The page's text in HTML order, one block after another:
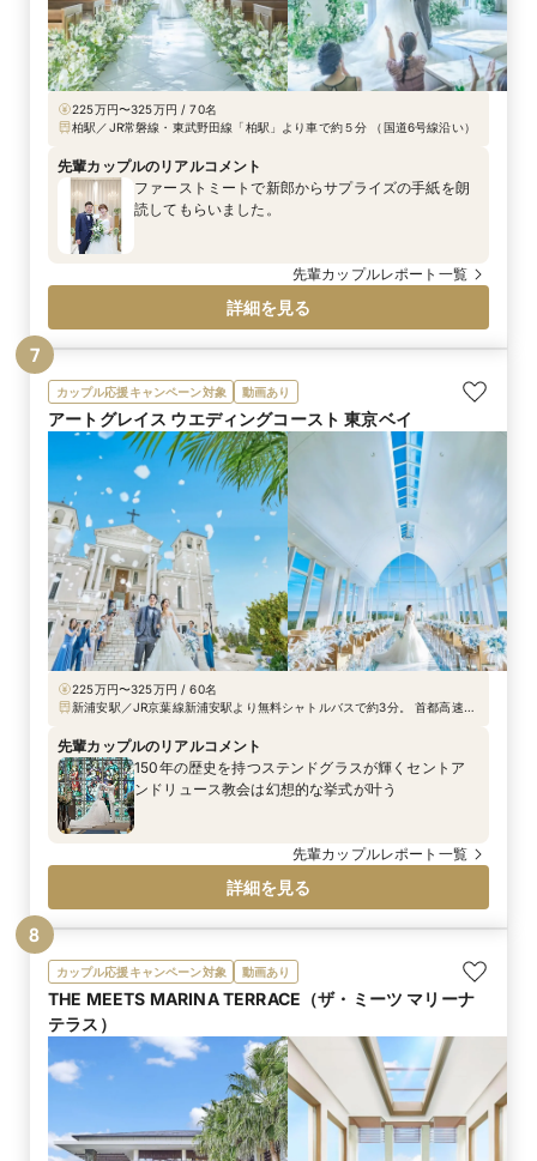
225万円〜325万円 / 70名
柏駅／JR常磐線・東武野田線「柏駅」より車で約５分 （国道6号線沿い）
先輩カップルのリアルコメント
ファーストミートで新郎からサプライズの手紙を朗
読してもらいました。
先輩カップルレポート一覧
詳細を見る
カップル応援キャンペーン対象 動画あり
アートグレイス ウエディングコースト 東京ベイ
225万円〜325万円 / 60名
新浦安駅／JR京葉線新浦安駅より無料シャトルバスで約3分。 首都高速道
り車で15分。 隣接紹介ホテル（三井ガーデンホテル プラナ東京ベイ）発
着エアポートリムジンバス運行。 羽田空港より隣接紹介ホテルまでリムジ
ンバスで約40分
先輩カップルのリアルコメント
150年の歴史を持つステンドグラスが輝くセントア
ンドリュース教会は幻想的な挙式が叶う
先輩カップルレポート一覧
詳細を見る
7
カップル応援キャンペーン対象 動画あり
THE MEETS MARINA TERRACE（ザ・ミーツ マリーナ
テラス）
8